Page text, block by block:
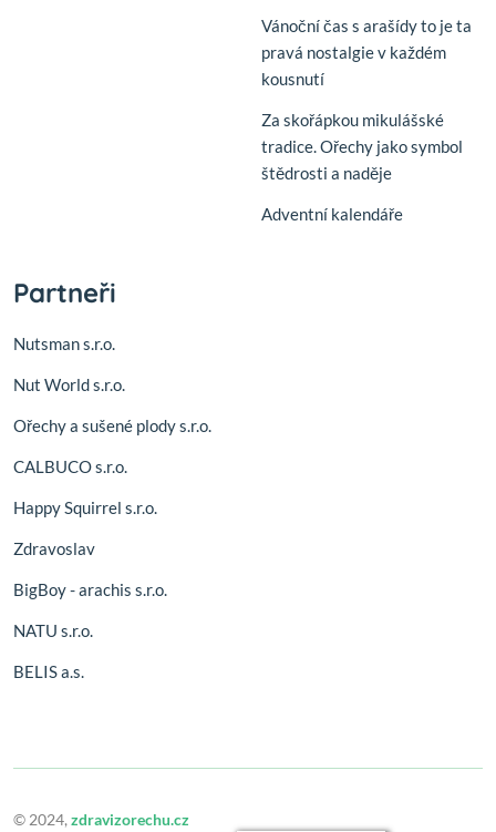
Vánoční čas s arašídy to je ta
pravá nostalgie v každém
kousnutí
Za skořápkou mikulášské
tradice. Ořechy jako symbol
štědrosti a naděje
Adventní kalendáře
Partneři
Nutsman s.r.o.
Nut World s.r.o.
Ořechy a sušené plody s.r.o.
CALBUCO s.r.o.
Happy Squirrel s.r.o.
Zdravoslav
BigBoy - arachis s.r.o.
NATU s.r.o.
BELIS a.s.
© 2024, zdravizorechu.cz